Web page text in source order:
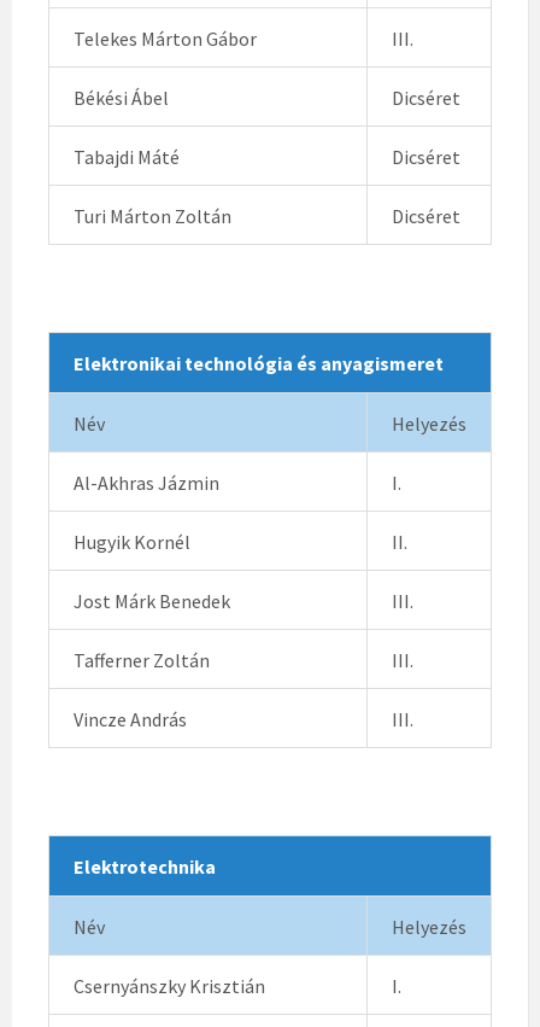
Telekes Márton Gábor III.
Békési Ábel Dicséret
Tabajdi Máté Dicséret
Turi Márton Zoltán Dicséret
Elektronikai technológia és anyagismeret
Név Helyezés
Al-Akhras Jázmin I.
Hugyik Kornél II.
Jost Márk Benedek III.
Tafferner Zoltán III.
Vincze András III.
Elektrotechnika
Név Helyezés
Csernyánszky Krisztián I.